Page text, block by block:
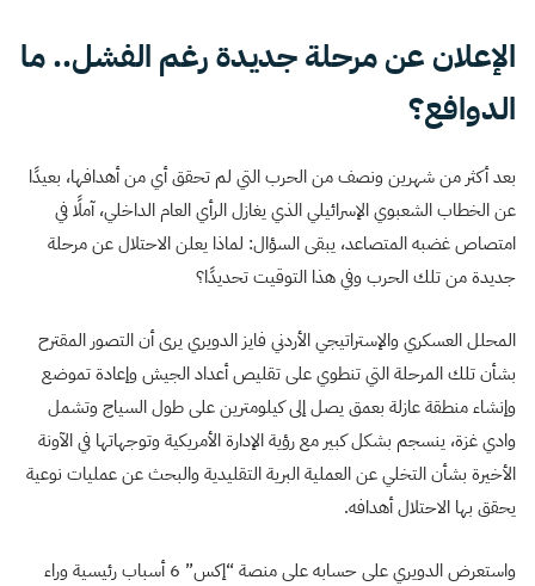
الإعلان عن مرحلة جديدة رغم الفشل.. ما
الدوافع؟
بعد أكثر من شهرين ونصف من الحرب التي لم تحقق أي من أهدافها، بعيدًا
عن الخطاب الشعبوي الإسرائيلي الذي يغازل الرأي العام الداخلي، آملًا في
امتصاص غضبه المتصاعد، يبقى السؤال: لماذا يعلن الاحتلال عن مرحلة
جديدة من تلك الحرب وفي هذا التوقيت تحديدًا؟
المحلل العسكري والإستراتيجي الأردني فايز الدويري يرى أن التصور المقترح
بشأن تلك المرحلة التي تنطوي على تقليص أعداد الجيش وإعادة تموضع
وإنشاء منطقة عازلة بعمق يصل إلى كيلومترين على طول السياج وتشمل
وادي غزة، ينسجم بشكل كبير مع رؤية الإدارة الأمريكية وتوجهاتها في الآونة
الأخيرة بشأن التخلي عن العملية البرية التقليدية والبحث عن عمليات نوعية
يحقق بها الاحتلال أهدافه.
واستعرض الدويري على حسابه على منصة “إكس” 6 أسباب رئيسية وراء